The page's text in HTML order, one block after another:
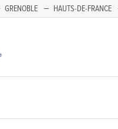
GRENOBLE HAUTS-DE-FRANCE